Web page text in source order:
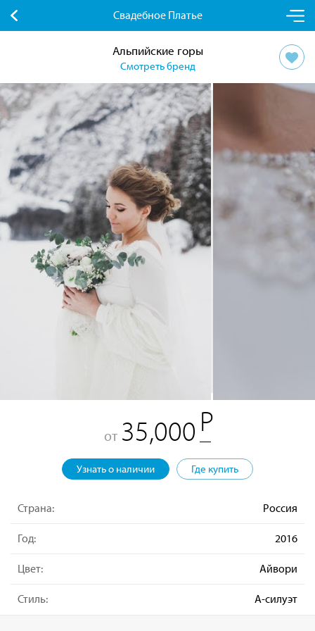
Свадебное Платье
Альпийские горы
Смотреть бренд
от 35,000
Узнать о наличии Где купить
Страна: Россия
Год: 2016
Цвет: Айвори
Стиль: А-силуэт